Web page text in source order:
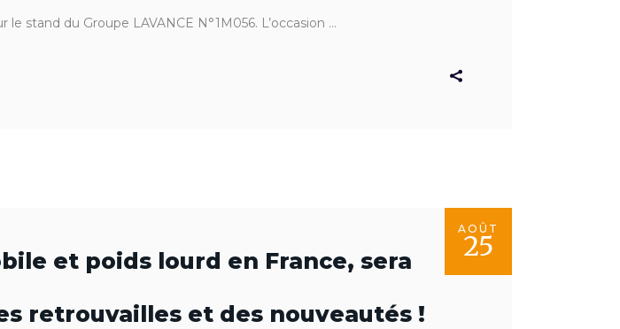
stand du Groupe LAVANCE N°1M056. L’occasion
AOÛT
25
et poids lourd en France, sera
retrouvailles et des nouveautés !